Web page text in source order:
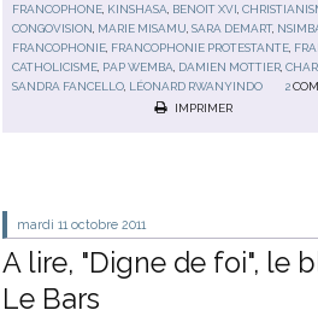
FRANCOPHONE KINSHASA BENOIT XVI ,
CONGOVISION MARIE MISAMU ,SARA DEMART,
FRANCOPHONIE FRANCOPHONIE PROTESTANTE
CATHOLICISME PAP WEMBA DAMIEN MOTTIER ,
SANDRA FANCELLO LÉONARD RWANYINDO 2
IMPRIMER
mardi 11 octobre 2011
A lire, "Digne de foi", le
Le Bars